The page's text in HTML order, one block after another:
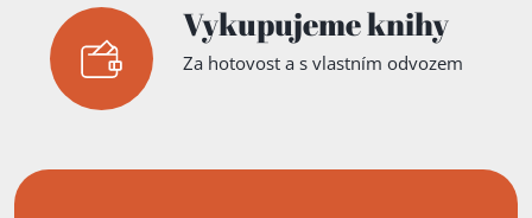
Vykupujeme knihy
Za hotovost a s vlastním odvozem